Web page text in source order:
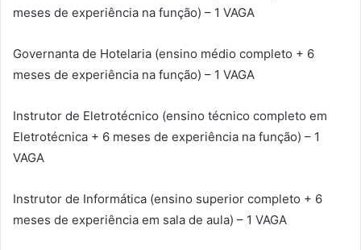
meses de experiência na função) – 1 VAGA
Governanta de Hotelaria (ensino médio completo + 6
meses de experiência na função) – 1 VAGA
Instrutor de Eletrotécnico (ensino técnico completo em
Eletrotécnica + 6 meses de experiência na função) – 1
VAGA
Instrutor de Informática (ensino superior completo + 6
meses de experiência em sala de aula) – 1 VAGA